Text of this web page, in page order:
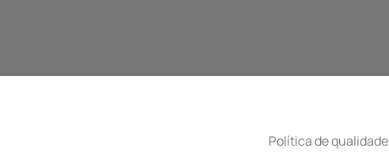
Política de qualidade